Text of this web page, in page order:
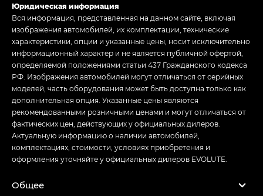
Юридическая информация
Вся информация, представленная на данном сайте, включая
изображения автомобилей, их комплектации, технические
характеристики, опции и указанные цены, носит исключительно
информационный характер и не является публичной офертой,
определяемой положениями статьи 437 Гражданского кодекса
РФ. Изображения автомобилей могут отличаться от серийных
моделей, часть оборудования может быть доступна только как
дополнительная опция. Указанные цены являются
рекомендованными розничными ценами и могут отличаться от
фактических цен, действующих у официальных дилеров.
Актуальную информацию о наличии автомобилей,
комплектациях, стоимости, условиях приобретения и
оформления уточняйте у официальных дилеров EVOLUTE.
Общее